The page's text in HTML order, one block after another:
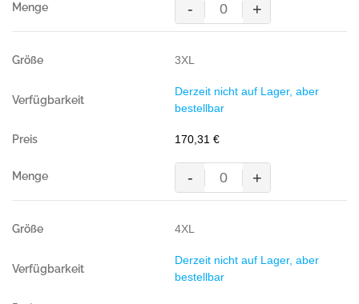
MASCOT®
WELS,
GELB/MARINE
240
Menge
- +
3XL
Derzeit nicht auf Lager, aber
bestellbar
170,31 €
MASCOT®
WELS,
GELB/MARINE
- +
4XL
Derzeit nicht auf Lager, aber
bestellbar